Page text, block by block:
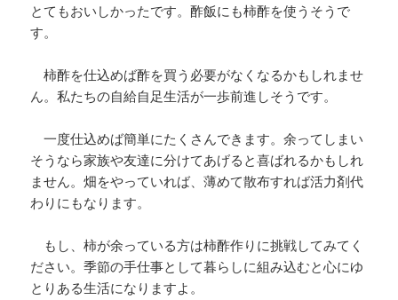
とてもおいしかったです。酢飯にも柿酢を使うそうで
す。
柿酢を仕込めば酢を買う必要がなくなるかもしれませ
ん。私たちの自給自足生活が一歩前進しそうです。
一度仕込めば簡単にたくさんできます。余ってしまい
そうなら家族や友達に分けてあげると喜ばれるかもしれ
ません。畑をやっていれば、薄めて散布すれば活力剤代
わりにもなります。
もし、柿が余っている方は柿酢作りに挑戦してみてく
ださい。季節の手仕事として暮らしに組み込むと心にゆ
とりある生活になりますよ。